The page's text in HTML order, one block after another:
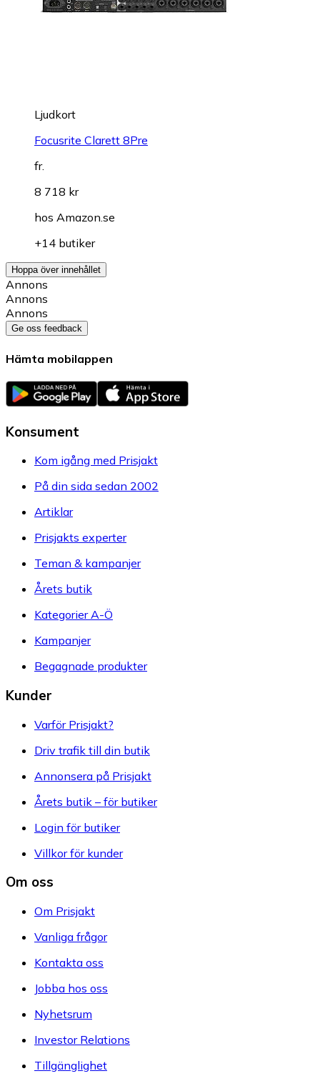
Ljudkort
Focusrite Clarett 8Pre
fr.
8 718 kr
hos Amazon.se
+14 butiker
Hoppa över innehållet
Annons
Annons
Annons
Ge oss feedback
Hämta mobilappen
Konsument
Kom igång med Prisjakt
På din sida sedan 2002
Artiklar
Prisjakts experter
Teman & kampanjer
Årets butik
Kategorier A-Ö
Kampanjer
Begagnade produkter
Kunder
Varför Prisjakt?
Driv trafik till din butik
Annonsera på Prisjakt
Årets butik – för butiker
Login för butiker
Villkor för kunder
Om oss
Om Prisjakt
Vanliga frågor
Kontakta oss
Jobba hos oss
Nyhetsrum
Investor Relations
Tillgänglighet